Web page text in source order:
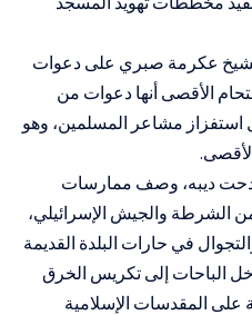
عكرمة صبري على دعوات
الأقصى أنها دعوات من
مشاعر المسلمين، وهو
ديبه، وصف ممارسات
الشرطة والجيش الإسرائيلي،
في حارات البلدة القديمة
الباحات إلى تكريس الخرق
على المقدسات الإسلامية